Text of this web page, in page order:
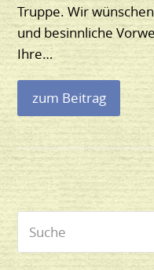
Truppe. Wir
und besinnliche
Ihre…
zum Beitrag